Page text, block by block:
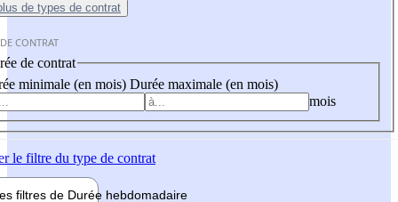
de types de contrat
CONTRAT
de contrat
minimale (en mois) Durée maximale (en mois)
mois
le filtre du type de contrat
filtres de Durée hebdomadaire